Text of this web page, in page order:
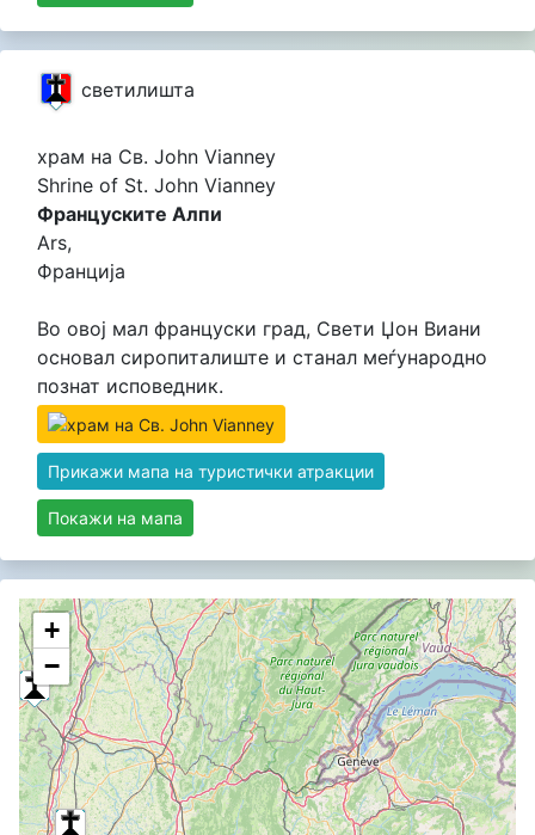
светилишта
храм на Св. John Vianney
Shrine of St. John Vianney
Француските Алпи
Ars,
Франција
Во овој мал француски град, Свети Џон Виани
основал сиропиталиште и станал меѓународно
познат исповедник.
Прикажи мапа на туристички атракции
Покажи на мапа
+
−